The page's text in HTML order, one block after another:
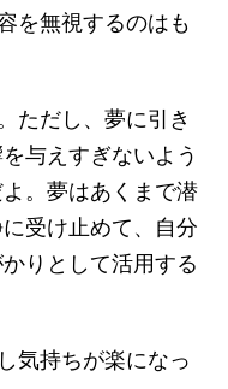
を無視するのはも
ただし、夢に引き
与えすぎないよう
。夢はあくまで潜
受け止めて、自分
りとして活用する
気持ちが楽になっ